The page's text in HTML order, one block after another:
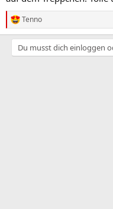
R
e
a
Tenno
Du musst dich einloggen